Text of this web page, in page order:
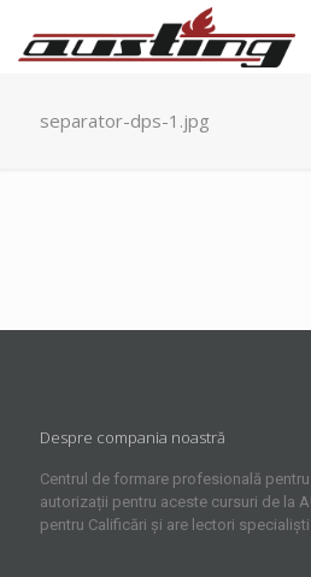
separator-dps-1.jpg
Despre compania noastră
Centrul de formare profesională
autorizații pentru aceste cursuri de la
pentru Calificări și are lectori